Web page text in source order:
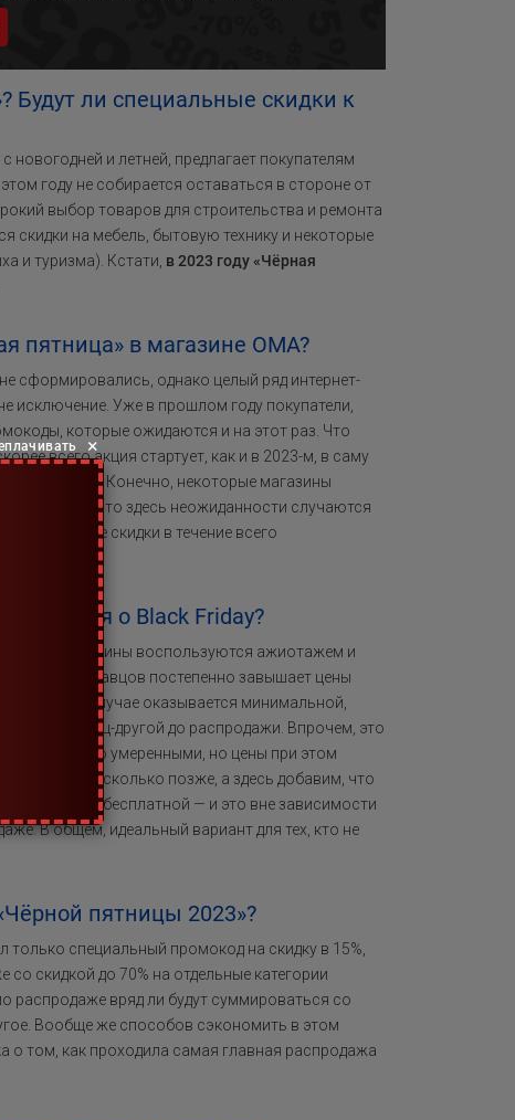
Будут ли специальные скидки к
новогодней и летней, предлагает покупателям
году не собирается оставаться в стороне от
выбор товаров для строительства и ремонта
скидки на мебель, бытовую технику и некоторые
и туризма). Кстати, в 2023 году «Чёрная
пятница» в магазине OMA?
сформировались, однако целый ряд интернет-
исключение. Уже в прошлом году покупатели,
которые ожидаются и на этот раз. Что
всего акция стартует, как и в 2023-м, в саму
вечером. Конечно, некоторые магазины
Black Friday, то здесь неожиданности случаются
хорошие скидки в течение всего
о Black Friday?
магазины воспользуются ажиотажем и
часть продавцов постепенно завышает цены
в этом случае оказывается минимальной,
за месяц-другой до распродажи. Впрочем, это
достаточно умеренными, но цены при этом
несколько позже, а здесь добавим, что
для вас бесплатной — и это вне зависимости
В общем, идеальный вариант для тех, кто не
пятницы 2023»?
только специальный промокод на скидку в 15%,
скидкой до 70% на отдельные категории
распродаже вряд ли будут суммироваться со
Вообще же способов сэкономить в этом
о том, как проходила самая главная распродажа
×